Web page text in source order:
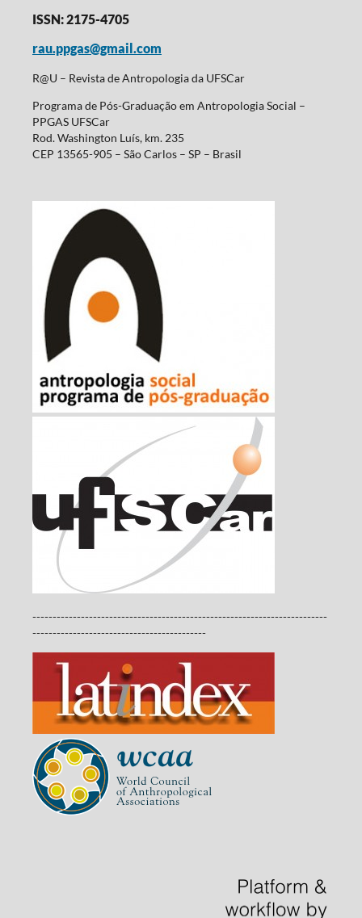
ISSN: 2175-4705
rau.ppgas@gmail.com
R@U – Revista de Antropologia da UFSCar
Programa de Pós-Graduação em Antropologia Social –
PPGAS UFSCar
Rod. Washington Luís, km. 235
CEP 13565-905 – São Carlos – SP – Brasil
-------------------------------------------------------------------------
-------------------------------------------